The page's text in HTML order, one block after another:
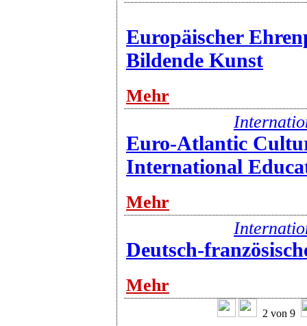
Europäischer
Bildende Kunst
Mehr
Euro-Atlantic
International
Mehr
Deutsch-
Mehr
2 von 9